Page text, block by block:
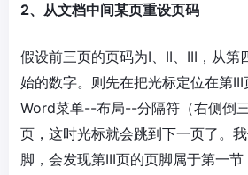
2、从文档中间某页重设页码
假设前三页的页码为I、II、III，从第
始的数字。则先在把光标定位在第
Word菜单--布局--分隔符（右侧倒
页，这时光标就会跳到下一页了。
脚，会发现第III页的页脚属于第一